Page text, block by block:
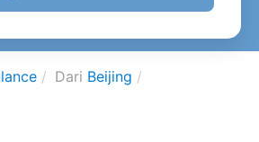
Dari Beijing